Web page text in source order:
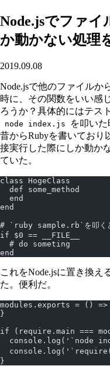
Node.jsでファイ
か動かない処理
2019.09.08
Node.jsで他のファイルか
時に、その関数をいい感
ろうか？具体的にはテス
node index.js
を叩い
昔からRubyを書いており
接実行した際にしか動か
ていた。
class HogeClass
  def some_method
  end
end
# `ruby sample.rb`を叩くと
if $0 == __FILE__
  # do someting
end
これをNode.jsに置き換え
た。便利だ。
modules.exports = ()
}
if (require.main ===
console.log('`node
}